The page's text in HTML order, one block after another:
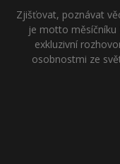
Zjišťovat, poznávat
je motto
exkluzivní
osobnostmi ze